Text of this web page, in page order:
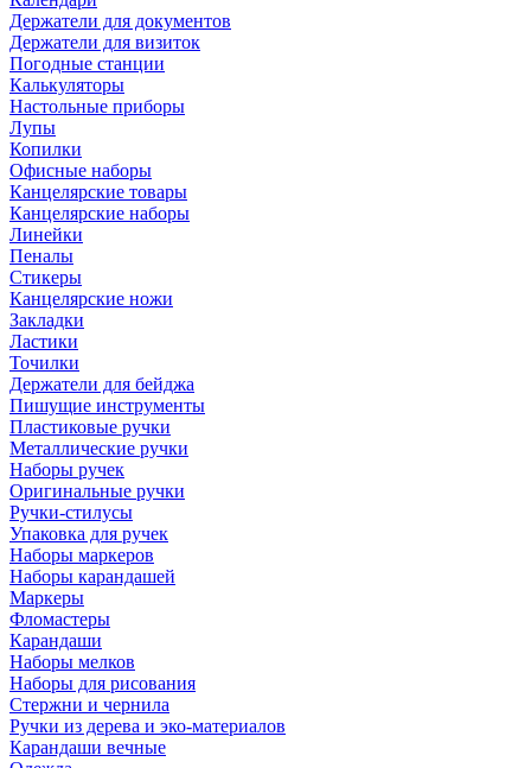
Держатели для документов
Держатели для визиток
Погодные станции
Калькуляторы
Настольные приборы
Лупы
Копилки
Офисные наборы
Канцелярские товары
Канцелярские наборы
Линейки
Пеналы
Стикеры
Канцелярские ножи
Закладки
Ластики
Точилки
Держатели для бейджа
Пишущие инструменты
Пластиковые ручки
Металлические ручки
Наборы ручек
Оригинальные ручки
Ручки-стилусы
Упаковка для ручек
Наборы маркеров
Наборы карандашей
Маркеры
Фломастеры
Карандаши
Наборы мелков
Наборы для рисования
Стержни и чернила
Ручки из дерева и эко-материалов
Карандаши вечные